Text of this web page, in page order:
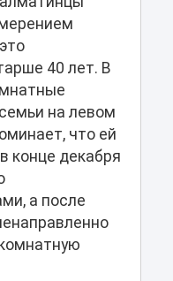
40 лет. В
на левом
что ей
конце декабря
а после